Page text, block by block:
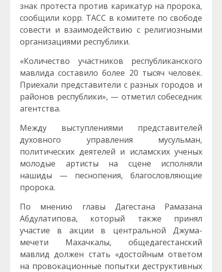
знак протеста против карикатур на пророка,
сообщили корр. ТАСС в комитете по свободе
совести и взаимодействию с религиозными
организациями республики.
«Количество участников республиканского
мавлида составило более 20 тысяч человек.
Приехали представители с разных городов и
районов республики», — отметил собеседник
агентства.
Между выступлениями представителей
духовного управления мусульман,
политических деятелей и исламских ученых
молодые артисты на сцене исполняли
нашиды — песнопения, благословляющие
пророка.
По мнению главы Дагестана Рамазана
Абдулатипова, который также принял
участие в акции в центральной Джума-
мечети Махачкалы, общедагестанский
мавлид должен стать «достойным ответом
на провокационные попытки деструктивных